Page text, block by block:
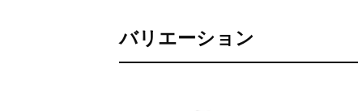
バリエーション